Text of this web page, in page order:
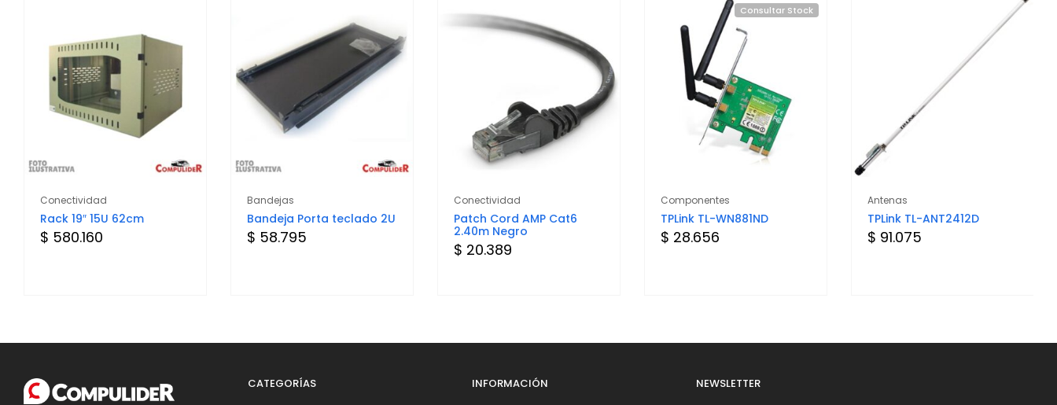
Conectividad
Rack 19″ 15U 62cm
$ 580.160
Bandejas
Bandeja Porta teclado 2U
$ 58.795
Conectividad
Patch Cord AMP Cat6
2.40m Negro
$ 20.389
Consultar Stock
Componentes
TPLink TL-WN881ND
$ 28.656
Antenas
TPLink TL-ANT2412D
$ 91.075
CATEGORÍAS INFORMACIÓN NEWSLETTER